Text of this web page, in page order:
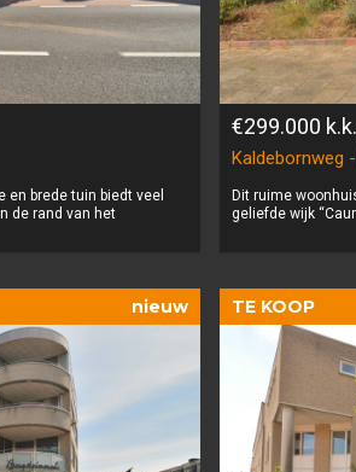
brede tuin biedt veel
de rand van het
€299.000 k.k.
Kaldebornweg
Dit ruime
geliefde wijk
nieuw TE KOOP